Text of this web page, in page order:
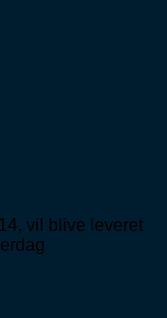
vil blive leveret